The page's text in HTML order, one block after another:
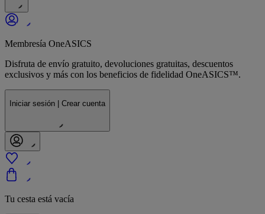
Membresía OneASICS
Disfruta de envío gratuito, devoluciones gratuitas, descuentos
exclusivos y más con los beneficios de fidelidad OneASICS™.
Iniciar sesión | Crear cuenta
Tu cesta está vacía